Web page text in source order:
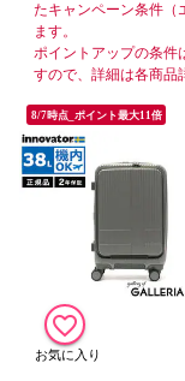
たキャンペーン条件（
ます。
ポイントアップの条件
すので、詳細は各商品
8/7時点_ポイント最大11倍